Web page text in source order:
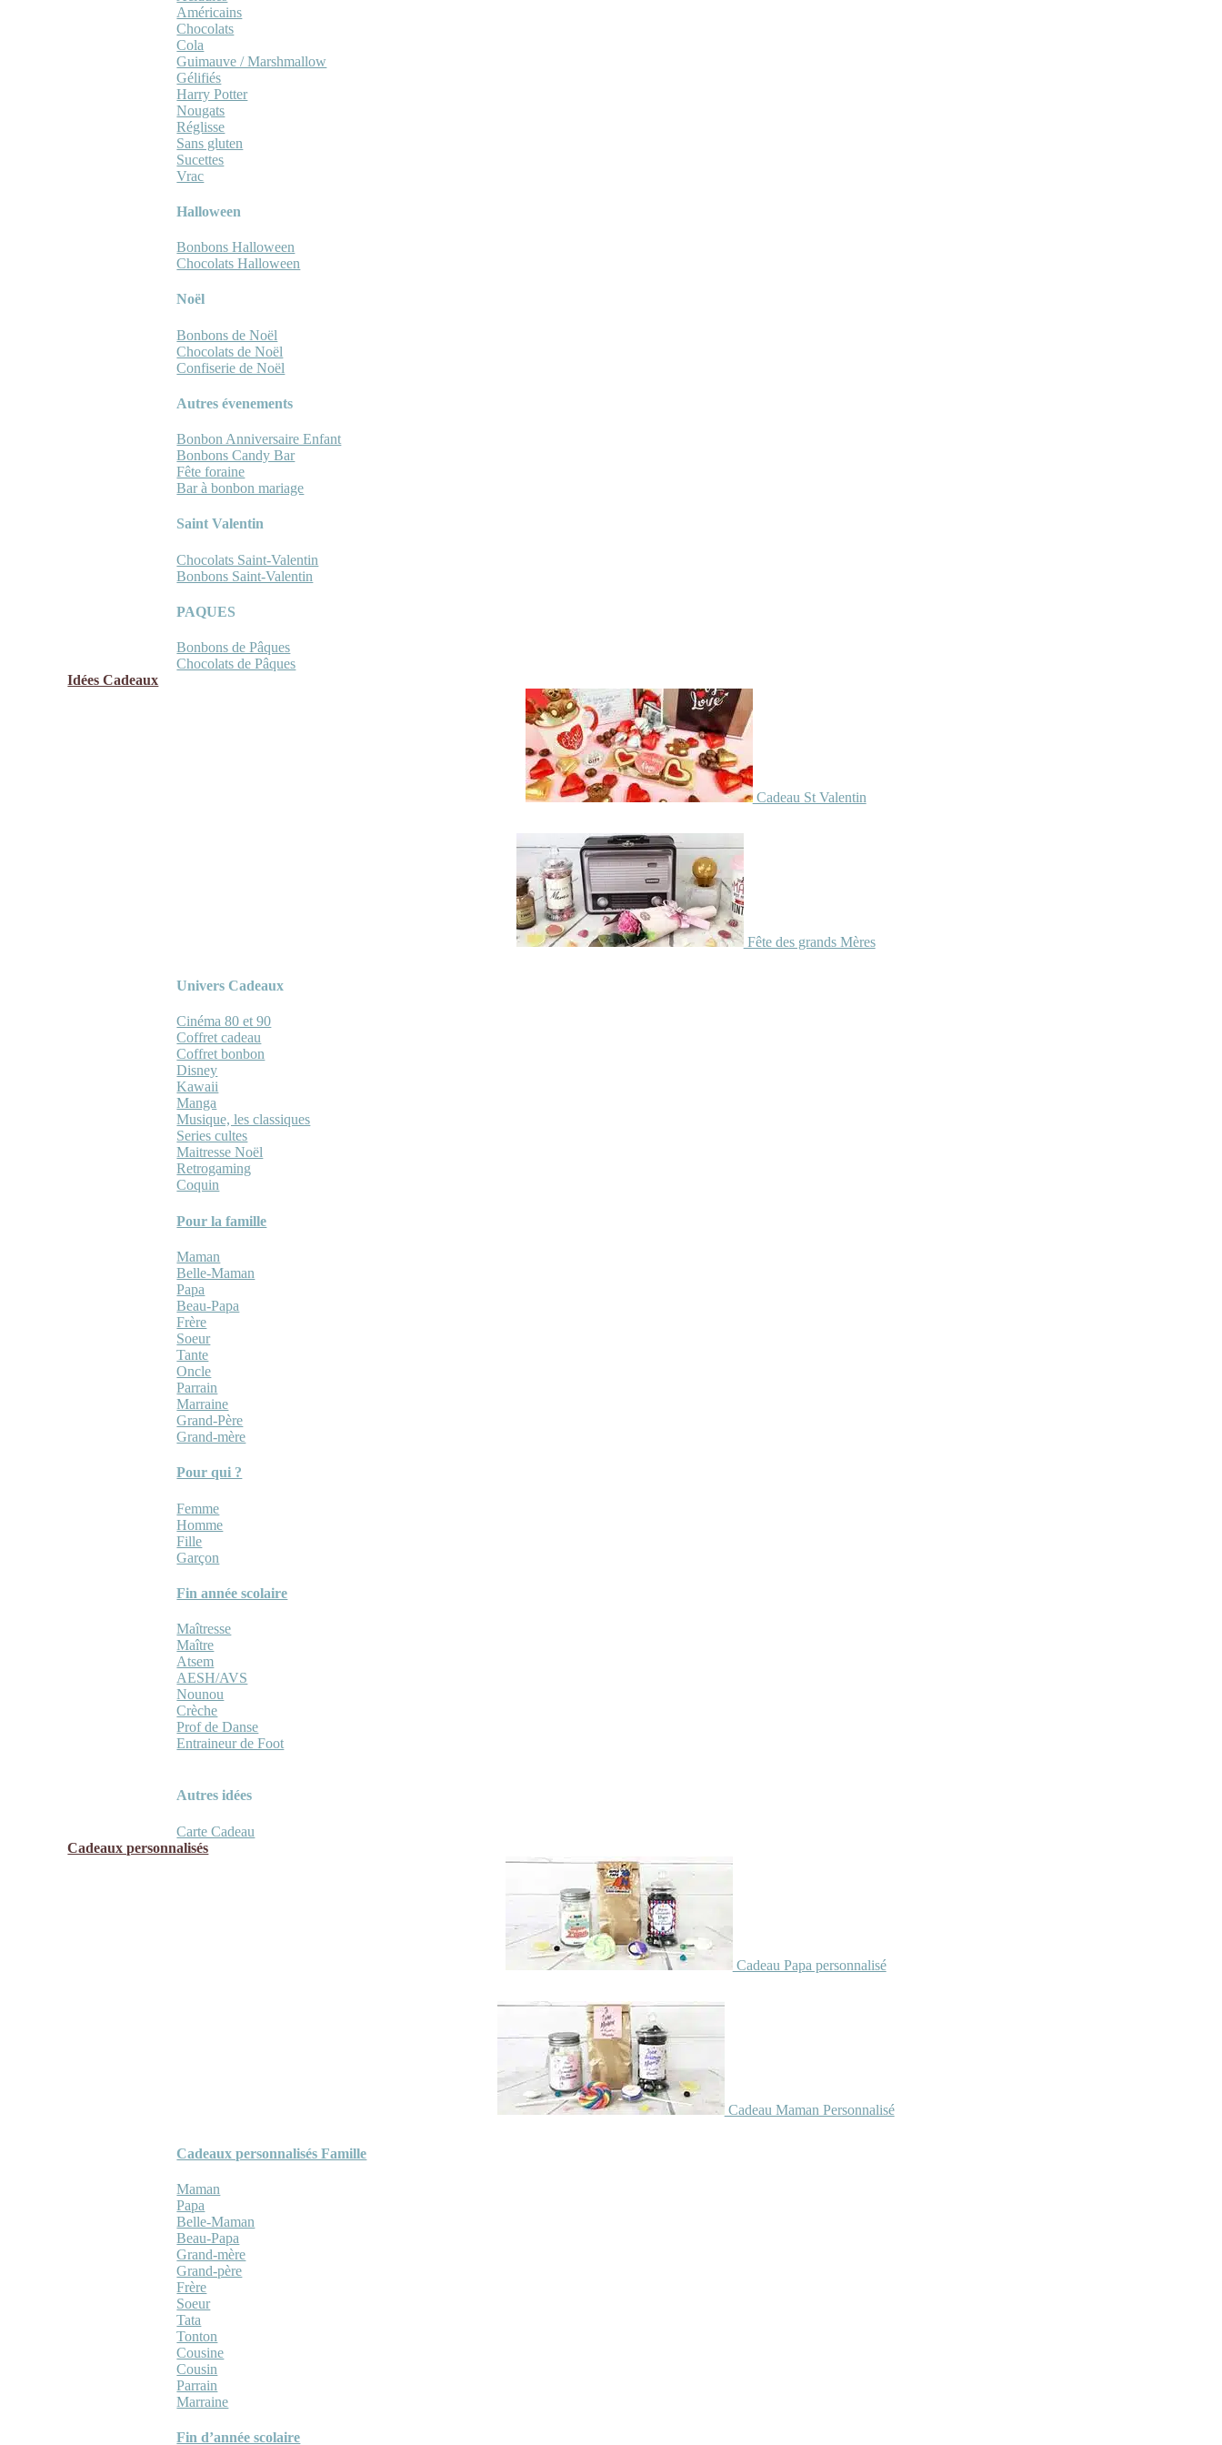
Américains
Chocolats
Cola
Guimauve / Marshmallow
Gélifiés
Harry Potter
Nougats
Réglisse
Sans gluten
Sucettes
Vrac
Halloween
Bonbons Halloween
Chocolats Halloween
Noël
Bonbons de Noël
Chocolats de Noël
Confiserie de Noël
Autres évenements
Bonbon Anniversaire Enfant
Bonbons Candy Bar
Fête foraine
Bar à bonbon mariage
Saint Valentin
Chocolats Saint-Valentin
Bonbons Saint-Valentin
PAQUES
Bonbons de Pâques
Chocolats de Pâques
Idées Cadeaux
Cadeau St Valentin
Fête des grands Mères
Univers Cadeaux
Cinéma 80 et 90
Coffret cadeau
Coffret bonbon
Disney
Kawaii
Manga
Musique, les classiques
Series cultes
Maitresse Noël
Retrogaming
Coquin
Pour la famille
Maman
Belle-Maman
Papa
Beau-Papa
Frère
Soeur
Tante
Oncle
Parrain
Marraine
Grand-Père
Grand-mère
Pour qui ?
Femme
Homme
Fille
Garçon
Fin année scolaire
Maîtresse
Maître
Atsem
AESH/AVS
Nounou
Crèche
Prof de Danse
Entraineur de Foot
Autres idées
Carte Cadeau
Cadeaux personnalisés
Cadeau Papa personnalisé
Cadeau Maman Personnalisé
Cadeaux personnalisés Famille
Maman
Papa
Belle-Maman
Beau-Papa
Grand-mère
Grand-père
Frère
Soeur
Tata
Tonton
Cousine
Cousin
Parrain
Marraine
Fin d’année scolaire